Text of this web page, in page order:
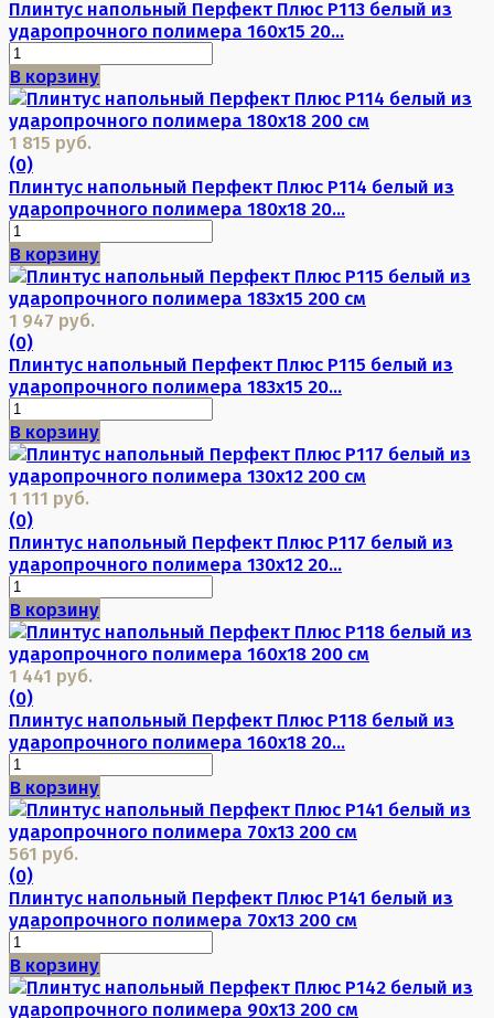
Плинтус напольный Перфект Плюс P113 белый из
ударопрочного полимера 160х15 20...
В корзину
1 815 руб.
(0)
Плинтус напольный Перфект Плюс P114 белый из
ударопрочного полимера 180х18 20...
В корзину
1 947 руб.
(0)
Плинтус напольный Перфект Плюс P115 белый из
ударопрочного полимера 183х15 20...
В корзину
1 111 руб.
(0)
Плинтус напольный Перфект Плюс P117 белый из
ударопрочного полимера 130х12 20...
В корзину
1 441 руб.
(0)
Плинтус напольный Перфект Плюс P118 белый из
ударопрочного полимера 160х18 20...
В корзину
561 руб.
(0)
Плинтус напольный Перфект Плюс P141 белый из
ударопрочного полимера 70х13 200 см
В корзину